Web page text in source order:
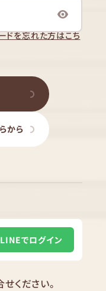
ドを忘れた方はこち
から
LINEでログイン
ください。